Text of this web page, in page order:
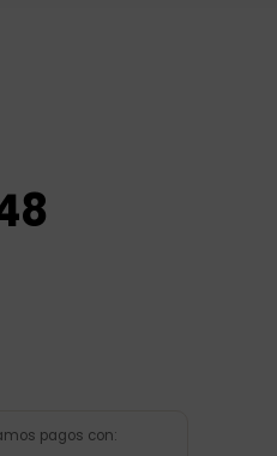
pagos con: